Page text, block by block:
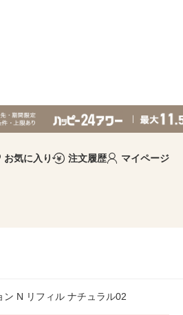
お気に入り 注文履歴 マイページ
N リフィル ナチュラル02